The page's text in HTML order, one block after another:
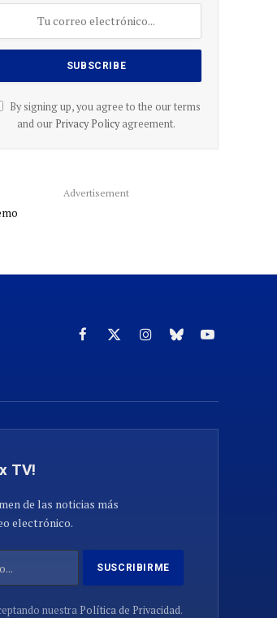
By signing up, you agree to the our terms
and our Privacy Policyagreement.
Advertisement
Facebook
X
Instagram
Cielo YouTube
TV!
de las noticias más
electrónico.
nuestra Política de Privacidad.